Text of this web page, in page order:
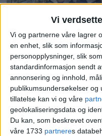
Vi
Vi og partnerne våre lagrer
en enhet, slik som
personopplysninger, slik
standardinformasjon sendt
annonsering og innhold,
publikumsundersøkelser og
tillatelse kan vi og våre
geolokaliseringsdata og
Du kan, som beskrevet
våre 1733 partneres
kampen mot
Alnaelva med
søppelbarriere